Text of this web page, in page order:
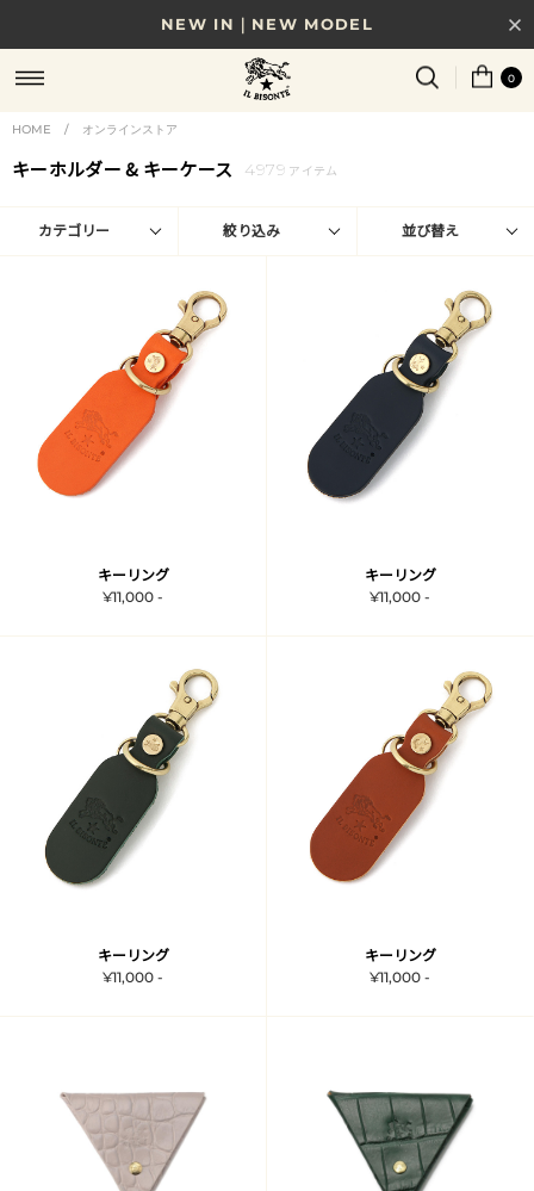
NEW IN｜NEW MODEL
8/17(月)10時まで｜税込11,000円以上で送料無料
贈る相手やシーンから選べる、新しいギフトガイド
NEW IN｜COLOR LEATHER
0
HOME / オンラインストア
キーホルダー & キーケース 4979 アイテム
カテゴリー 絞り込み 並び替え
キーリング
¥11,000 -
キーリング
¥11,000 -
キーリング
¥11,000 -
キーリング
¥11,000 -